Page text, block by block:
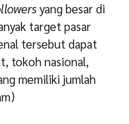
yang besar di
target pasar
tersebut dapat
tokoh nasional,
memiliki jumlah